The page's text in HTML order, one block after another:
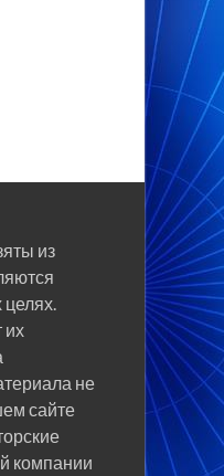
из
их
не
сайте
компании